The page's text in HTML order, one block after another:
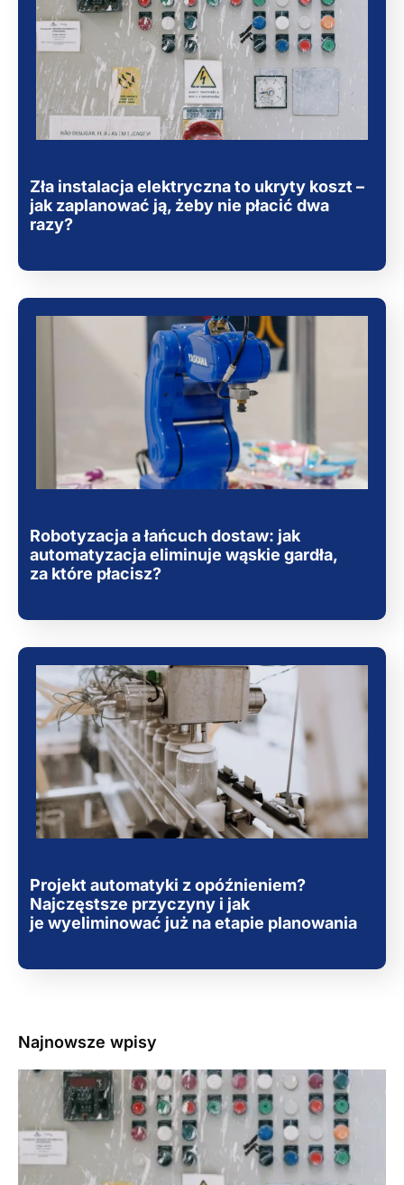
Zła instalacja elektryczna to ukryty koszt –
jak zaplanować ją, żeby nie płacić dwa
razy?
Robotyzacja a łańcuch dostaw: jak
automatyzacja eliminuje wąskie gardła,
za które płacisz?
Projekt automatyki z opóźnieniem?
Najczęstsze przyczyny i jak
je wyeliminować już na etapie planowania
Najnowsze wpisy